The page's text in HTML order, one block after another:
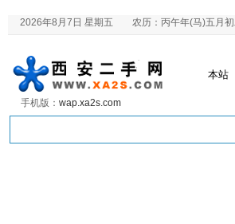
2026年8月7日 星期五 农历：丙午年(马)五月
手机版： wap.xa2s.com
本站